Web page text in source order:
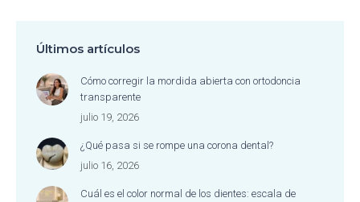
Últimos artículos
Cómo corregir la mordida abierta con ortodoncia
transparente
julio 19, 2026
¿Qué pasa si se rompe una corona dental?
julio 16, 2026
Cuál es el color normal de los dientes: escala de